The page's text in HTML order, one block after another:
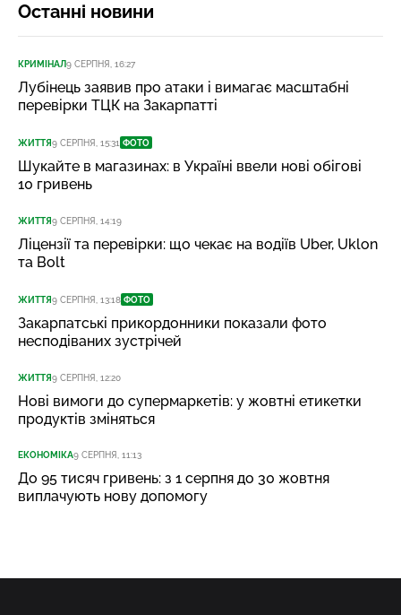
Останні новини
КРИМІНАЛ9 СЕРПНЯ, 16:27
Лубінець заявив про атаки і вимагає масштабні
перевірки ТЦК на Закарпатті
ЖИТТЯ9 СЕРПНЯ, 15:31 ФОТО
Шукайте в магазинах: в Україні ввели нові обігові
10 гривень
ЖИТТЯ9 СЕРПНЯ, 14:19
Ліцензії та перевірки: що чекає на водіїв Uber, Uklon
та Bolt
ЖИТТЯ9 СЕРПНЯ, 13:18 ФОТО
Закарпатські прикордонники показали фото
несподіваних зустрічей
ЖИТТЯ9 СЕРПНЯ, 12:20
Нові вимоги до супермаркетів: у жовтні етикетки
продуктів зміняться
ЕКОНОМІКА9 СЕРПНЯ, 11:13
До 95 тисяч гривень: з 1 серпня до 30 жовтня
виплачують нову допомогу